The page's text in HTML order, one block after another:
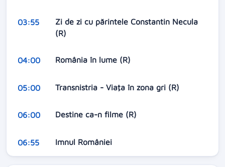
03:55
Zi de zi cu părintele Constantin Necula
(R)
04:00 România în lume (R)
05:00 Transnistria - Viaţa în zona gri (R)
06:00 Destine ca-n filme (R)
06:55 Imnul României